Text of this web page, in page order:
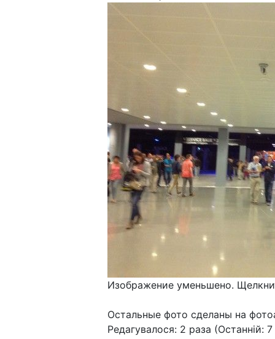
Изображение уменьшено.
Остальные фото сделаны на
Редагувалося: 2 раза (Останній: